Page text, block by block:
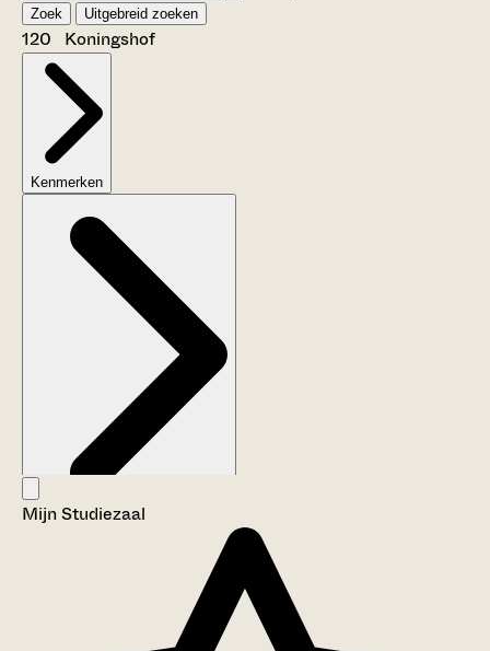
Zoek Uitgebreid zoeken
120 Koningshof
Kenmerken
Aanwijzingen voor de gebruiker
Mijn Studiezaal